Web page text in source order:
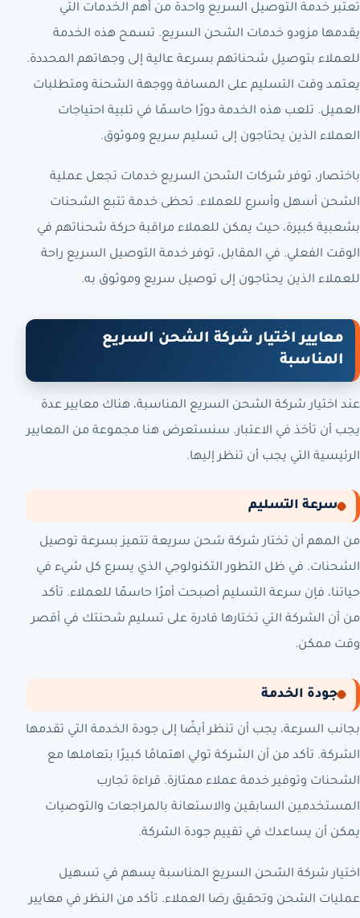
تعتبر خدمة التوصيل السريع واحدة من أهم الخدمات التي
يقدمها مزودو خدمات الشحن السريع. تسمح هذه الخدمة
للعملاء بتوصيل شحناتهم بسرعة عالية إلى وجهاتهم المحددة.
يعتمد وقت التسليم على المسافة ووجهة الشحنة ومتطلبات
العميل. تلعب هذه الخدمة دورًا حاسمًا في تلبية احتياجات
العملاء الذين يحتاجون إلى تسليم سريع وموثوق.
باختصار، توفر شركات الشحن السريع خدمات تجعل عملية
الشحن أسهل وأسرع للعملاء. تحظى خدمة تتبع الشحنات
بشعبية كبيرة، حيث يمكن للعملاء مراقبة حركة شحناتهم في
الوقت الفعلي. في المقابل، توفر خدمة التوصيل السريع راحة
للعملاء الذين يحتاجون إلى توصيل سريع وموثوق به.
معايير اختيار شركة الشحن السريع
المناسبة
عند اختيار شركة الشحن السريع المناسبة، هناك معايير عدة
يجب أن تأخذ في الاعتبار. سنستعرض هنا مجموعة من المعايير
الرئيسية التي يجب أن تنظر إليها.
سرعة التسليم
من المهم أن تختار شركة شحن سريعة تتميز بسرعة توصيل
الشحنات. في ظل التطور التكنولوجي الذي يسرع كل شيء في
حياتنا، فإن سرعة التسليم أصبحت أمرًا حاسمًا للعملاء. تأكد
من أن الشركة التي تختارها قادرة على تسليم شحنتك في أقصر
وقت ممكن.
جودة الخدمة
بجانب السرعة، يجب أن تنظر أيضًا إلى جودة الخدمة التي تقدمها
الشركة. تأكد من أن الشركة تولي اهتمامًا كبيرًا بتعاملها مع
الشحنات وتوفير خدمة عملاء ممتازة. قراءة تجارب
المستخدمين السابقين والاستعانة بالمراجعات والتوصيات
يمكن أن يساعدك في تقييم جودة الشركة.
اختيار شركة الشحن السريع المناسبة يسهم في تسهيل
عمليات الشحن وتحقيق رضا العملاء. تأكد من النظر في معايير